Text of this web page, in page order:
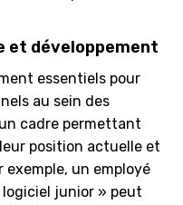
et développement
essentiels pour
au sein des
cadre permettant
position actuelle et
exemple, un employé
junior » peut